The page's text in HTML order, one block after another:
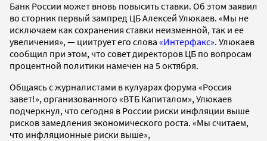
Банк России может вновь повысить ставки. Об этом заявил
во сторник первый зампред ЦБ Алексей Улюкаев. «Мы не
исключаем как сохранения ставки неизменной, так и ее
увеличения», — циитрует его слова «Интерфакс». Улюкаев
сообщил при этом, что совет директоров ЦБ по вопросам
процентной политики намечен на 5 октября.
Общаясь с журналистами в кулуарах форума «Россия
завет!», организованного «ВТБ Капиталом», Улюкаев
подчеркнул, что сегодня в России риски инфляции выше
рисков замедления экономического роста. «Мы считаем,
что инфляционные риски выше»,